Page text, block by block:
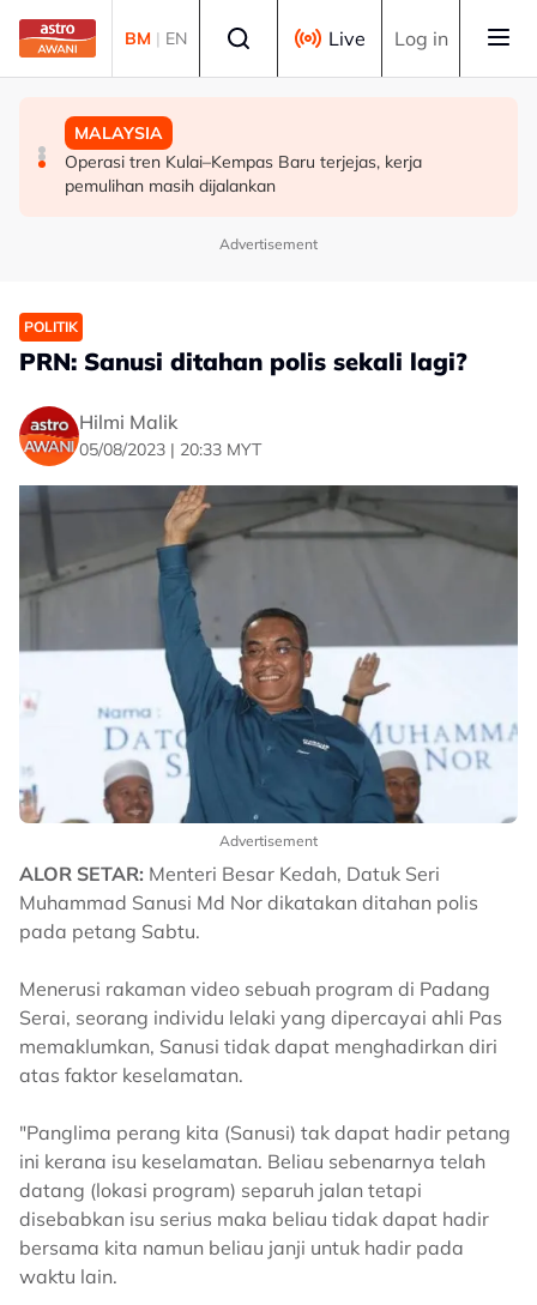
Skip to main content
BM | EN Live Log in
MALAYSIA
FMBA sambut baik arahan PM percepat kelulusan
pekerja asing sektor restoran
POLITIK
'Siapa akan pergi, siapa diperintah pergi? Tunggu dan
lihat'- Zahid
MALAYSIA
Operasi tren Kulai–Kempas Baru terjejas, kerja
pemulihan masih dijalankan
Advertisement
POLITIK
PRN: Sanusi ditahan polis sekali lagi?
Hilmi Malik
05/08/2023 | 20:33 MYT
Advertisement
ALOR SETAR: Menteri Besar Kedah, Datuk Seri
Muhammad Sanusi Md Nor dikatakan ditahan polis
pada petang Sabtu.
Menerusi rakaman video sebuah program di Padang
Serai, seorang individu lelaki yang dipercayai ahli Pas
memaklumkan, Sanusi tidak dapat menghadirkan diri
atas faktor keselamatan.
"Panglima perang kita (Sanusi) tak dapat hadir petang
ini kerana isu keselamatan. Beliau sebenarnya telah
datang (lokasi program) separuh jalan tetapi
disebabkan isu serius maka beliau tidak dapat hadir
bersama kita namun beliau janji untuk hadir pada
waktu lain.